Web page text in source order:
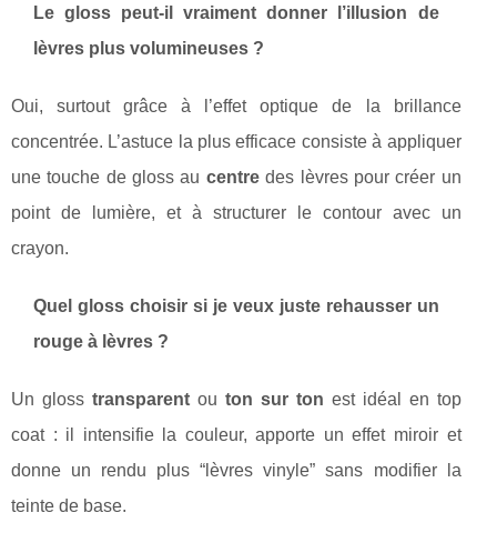
Le gloss peut-il vraiment donner l’illusion de
lèvres plus volumineuses ?
Oui, surtout grâce à l’effet optique de la brillance
concentrée. L’astuce la plus efficace consiste à appliquer
une touche de gloss au centredes lèvres pour créer un
point de lumière, et à structurer le contour avec un
crayon.
Quel gloss choisir si je veux juste rehausser un
rouge à lèvres ?
Un gloss transparentou ton sur ton est idéal en top
coat : il intensifie la couleur, apporte un effet miroir et
donne un rendu plus “lèvres vinyle” sans modifier la
teinte de base.